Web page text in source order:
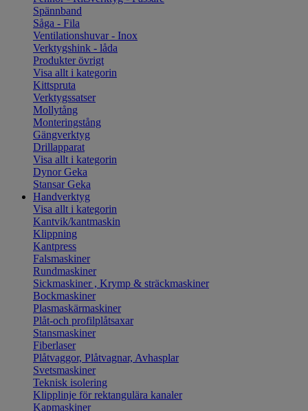
Spännband
Såga - Fila
Ventilationshuvar - Inox
Verktygshink - låda
Produkter övrigt
Visa allt i kategorin
Kittspruta
Verktygssatser
Mollytång
Monteringstång
Gängverktyg
Drillapparat
Visa allt i kategorin
Dynor Geka
Stansar Geka
Handverktyg
Visa allt i kategorin
Kantvik/kantmaskin
Klippning
Kantpress
Falsmaskiner
Rundmaskiner
Sickmaskiner , Krymp & sträckmaskiner
Bockmaskiner
Plasmaskärmaskiner
Plåt-och profilplåtsaxar
Stansmaskiner
Fiberlaser
Plåtvaggor, Plåtvagnar, Avhasplar
Svetsmaskiner
Teknisk isolering
Klipplinje för rektangulära kanaler
Kapmaskiner